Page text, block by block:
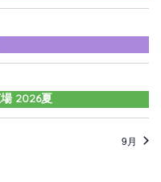
2026夏
9月